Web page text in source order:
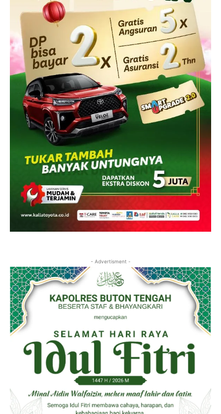
- Advertisment -